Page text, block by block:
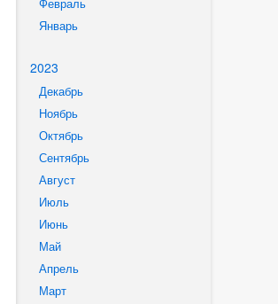
Февраль
Январь
2023
Декабрь
Ноябрь
Октябрь
Сентябрь
Август
Июль
Июнь
Май
Апрель
Март